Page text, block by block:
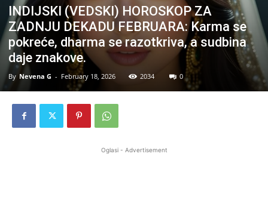
INDIJSKI (VEDSKI) HOROSKOP ZA
ZADNJU DEKADU FEBRUARA: Karma se
pokreće, dharma se razotkriva, a sudbina
daje znakove.
By Nevena G - February 18, 2026 2034 0
Oglasi - Advertisement